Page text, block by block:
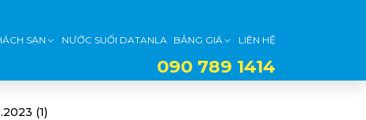
SẠN NƯỚC SUỐI DATANLA BẢNG GIÁ LIÊN HỆ
090 789 1414
(1)